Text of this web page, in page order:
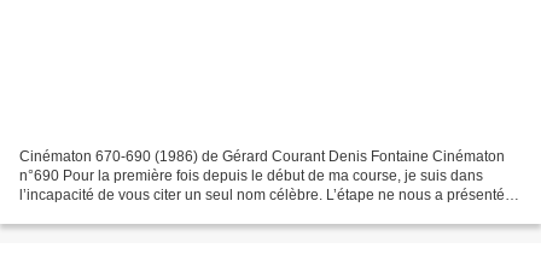
Cinématon 670-690 (1986) de Gérard Courant Denis Fontaine Cinématon
n°690 Pour la première fois depuis le début de ma course, je suis dans
l’incapacité de vous citer un seul nom célèbre. L’étape ne nous a présenté